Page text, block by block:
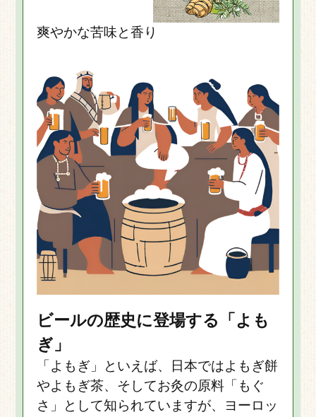
爽やかな苦味と香り
ビールの歴史に登場する「よも
ぎ」
「よもぎ」といえば、日本ではよもぎ餅
やよもぎ茶、そしてお灸の原料「もぐ
さ」として知られていますが、ヨーロッ